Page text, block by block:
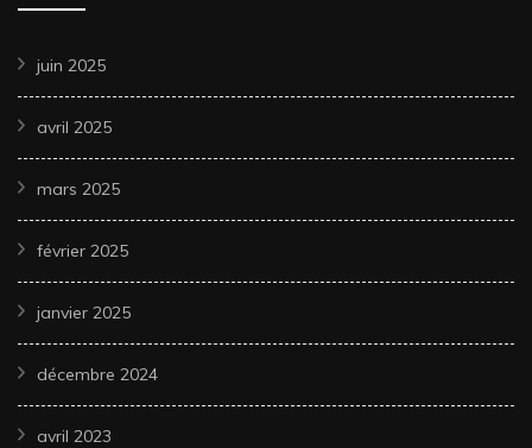
juin 2025
avril 2025
mars 2025
février 2025
janvier 2025
décembre 2024
avril 2023